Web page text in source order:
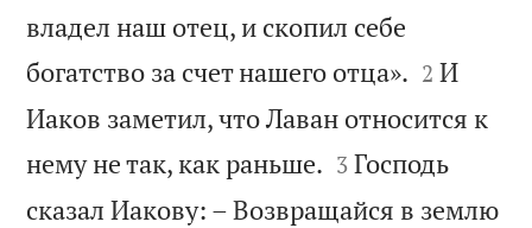
владел наш отец, и скопил себе
богатство за счет нашего отца». 

2 И
Иаков заметил, что Лаван относится к
нему не так, как раньше. 

3 Господь
сказал Иакову: – Возвращайся в землю